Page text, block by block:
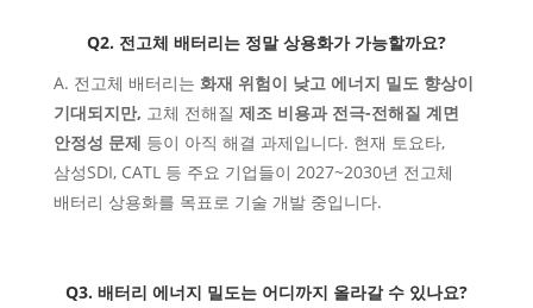
Q2. 전고체 배터리는 정말 상용화가 가능할까요?
A. 전고체 배터리는 화재 위험이 낮고 에너지 밀도 향상이
기대되지만, 고체 전해질 제조 비용과 전극-전해질 계면
안정성 문제 등이 아직 해결 과제입니다. 현재 토요타,
삼성SDI, CATL 등 주요 기업들이 2027~2030년 전고체
배터리 상용화를 목표로 기술 개발 중입니다.
Q3. 배터리 에너지 밀도는 어디까지 올라갈 수 있나요?